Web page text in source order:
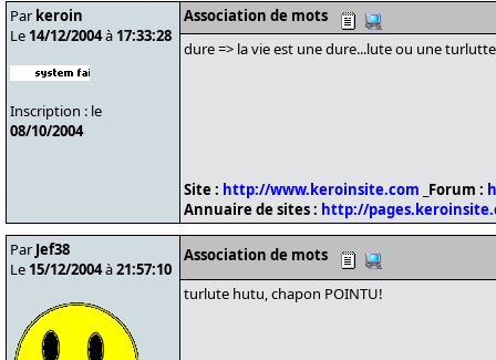
Par keroin
Le 14/12/2004à 17:33:28
Inscription : le
08/10/2004
Association de mots
dure => la vie est une dure...lute ou une
Site : http://www.keroinsite.com _Forum :
Annuaire de sites : http://
Par Jef38
Le 15/12/2004à21:57:10
Association de mots
turlute hutu, chapon POINTU!